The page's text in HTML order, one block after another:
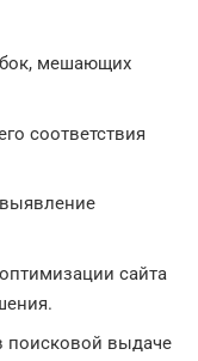
мешающих
соответствия
сайта
поисковой выдаче